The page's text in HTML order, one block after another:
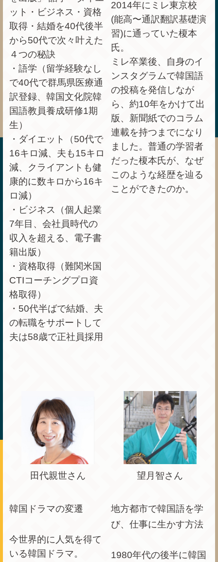
ット・ビジネス・資格
取得・結婚を40代後半
から50代で次々叶えた
４つの秘訣
・語学（留学経験なし
で40代で群馬県医療通
訳登録、韓国文化院韓
国語教員養成研修1期
生）
・ダイエット（50代で
16キロ減、夫も15キロ
減、クライアントも健
康的に数キロから16キ
ロ減）
・ビジネス（個人起業
7年目、会社員時代の
収入を超える、電子書
籍出版）
・資格取得（難関米国
CTIコーチングプロ資
格取得）
・50代半ばで結婚、夫
の転職をサポートして
夫は58歳で正社員採用
2014年にミレ東京校
(能高〜通訳翻訳基礎演
習)に通っていた榎本
氏。
ミレ卒業後、自身のイ
ンスタグラムで韓国語
の投稿を発信しなが
ら、約10年をかけて出
版、新聞紙でのコラム
連載を持つまでになり
ました。普通の学習者
だった榎本氏が、なぜ
このような経歴を辿る
ことができたのか。
田代親世さん
韓国ドラマの変遷
今世界的に人気を得て
いる韓国ドラマ。
望月智さん
地方都市で韓国語を学
び、仕事に生かす方法
1980年代の後半に韓国